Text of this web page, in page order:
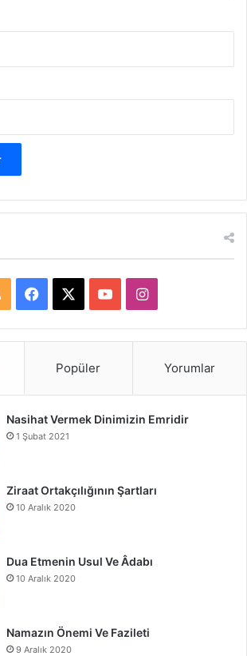
S
a
b
o
o
u
e
I
n
a
r
Popüler Yorumlar
Nasihat Vermek Dinimizin Emridir
1 Şubat 2021
Ziraat Ortakçılığının Şartları
10 Aralık 2020
Dua Etmenin Usul Ve Âdabı
10 Aralık 2020
Namazın Önemi Ve Fazileti
9 Aralık 2020